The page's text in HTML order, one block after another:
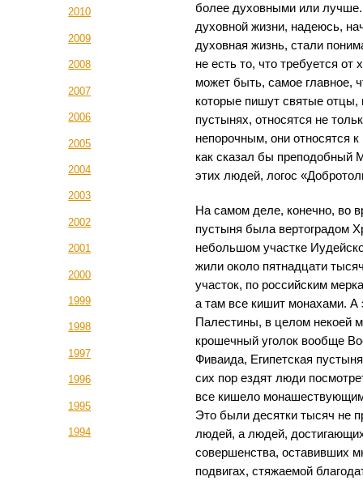
2010
2009
2008
2007
2006
2005
2004
2003
2002
2001
2000
1999
1998
1997
1996
1995
1994
более духовными или
духовной жизни, надеюсь,
духовная жизнь, стали
не есть то, что требуется
может быть, самое главное,
которые пишут святые
пустынях, относятся не
непорочным, они относятся
как сказал бы преподобный
этих людей, логос
На самом деле, конечно, во
пустыня была вертоградом
небольшом участке
жили около пятнадцати
участок, по российским
а там все кишит монахами. А
Палестины, в целом некоей
крошечный уголок вообще
Фиваида, Египетская
сих пор ездят люди
все кишело
Это были десятки тысяч не
людей, а людей,
совершенства, оставивших
подвигах, стяжаемой